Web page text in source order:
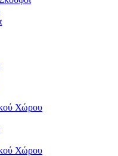
Χώρου
Χώρου